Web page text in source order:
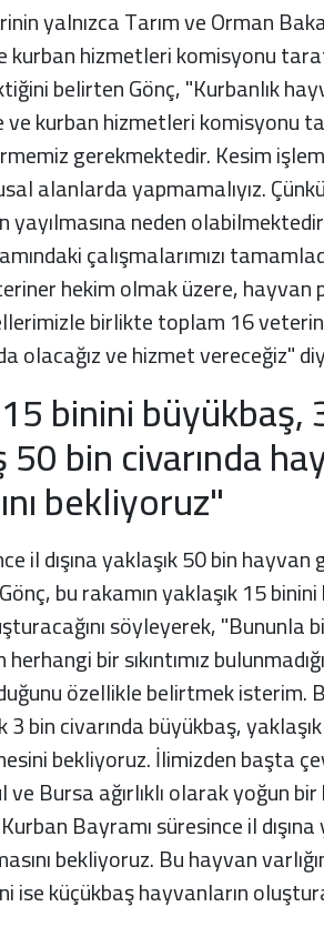
yalnızca Tarım ve Orman
kurban hizmetleri komisyonu
belirten Gönç, "Kurbanlık
kurban hizmetleri komisyonu
gerekmektedir. Kesim
alanlarda yapmamalıyız.
yayılmasına neden
çalışmalarımızı
hekim olmak üzere, hayvan
birlikte toplam 16
olacağız ve hizmet vereceğiz"
15 binini
bin civarında
bekliyoruz"
il dışına yaklaşık 50 bin
bu rakamın yaklaşık 15
söyleyerek, "Bununla
herhangi bir sıkıntımız
özellikle belirtmek isterim.
3 bin civarında büyükbaş,
bekliyoruz. İlimizden başta
Bursa ağırlıklı olarak yoğun
Bayramı süresince il
bekliyoruz. Bu hayvan
ise küçükbaş hayvanların